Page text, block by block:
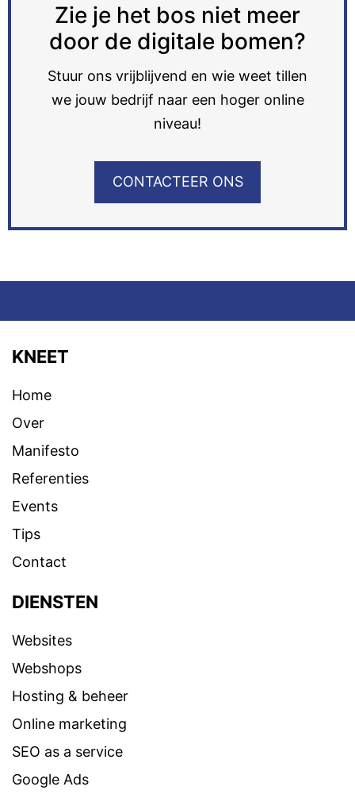
Zie je het bos niet meer
door de digitale bomen?
Stuur ons vrijblijvend en wie weet tillen
we jouw bedrijf naar een hoger online
niveau!
CONTACTEER ONS
KNEET
Home
Over
Manifesto
Referenties
Events
Tips
Contact
DIENSTEN
Websites
Webshops
Hosting & beheer
Online marketing
SEO as a service
Google Ads